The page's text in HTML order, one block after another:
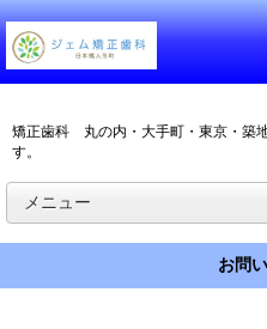
矯正歯科 丸の内・大手町・東京・築
す。
お問